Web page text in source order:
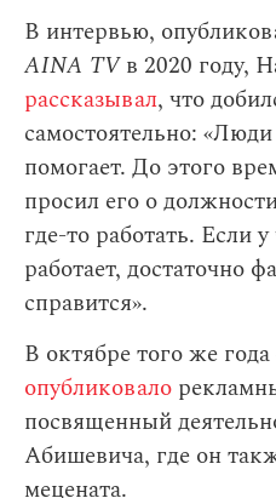
В интервью,
AINA TVв 2020 году,
рассказывал, что
самостоятельно:
помогает. До этого
просил его о
где-то работать. Если
работает, достаточно
справится».
В октябре того же
опубликовало
посвященный
Абишевича, где он
мецената.